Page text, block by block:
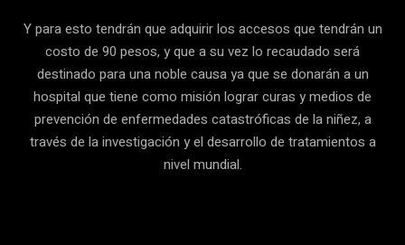
Y para esto tendrán que adquirir los accesos que tendrán un
costo de 90 pesos, y que a su vez lo recaudado será
destinado para una noble causa ya que se donarán a un
hospital que tiene como misión lograr curas y medios de
prevención de enfermedades catastróficas de la niñez, a
través de la investigación y el desarrollo de tratamientos a
nivel mundial.